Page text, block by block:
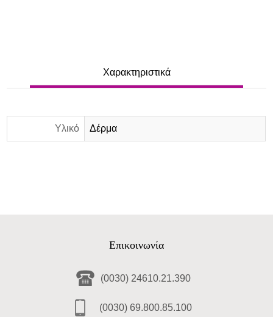
Χαρακτηριστικά
Υλικό Δέρμα
Επικοινωνία
(0030) 24610.21.390
(0030) 69.800.85.100